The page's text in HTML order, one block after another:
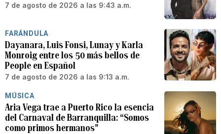
7 de agosto de 2026 a las 9:43 a.m.
FARÁNDULA
Dayanara, Luis Fonsi, Lunay y Karla
Monroig entre los 50 más bellos de
People en Español
7 de agosto de 2026 a las 9:13 a.m.
MÚSICA
Aria Vega trae a Puerto Rico la esencia
del Carnaval de Barranquilla: “Somos
como primos hermanos”